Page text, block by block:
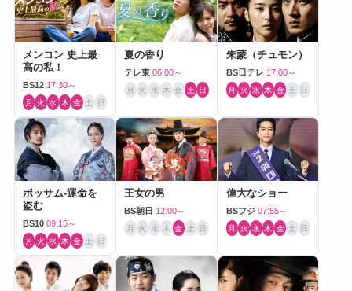
メンコン 史上最
高の私！
BS12 17:30～
月 火 水 木 金 土 日
夏の香り
テレ東 06:00～
月 火 水 木 金 土 日
朱蒙（チュモン）
BS日テレ 17:00～
月 火 水 木 金 土 日
ポッサム-運命を
盗む
BS10 09:15～
月 火 水 木 金 土 日
王女の男
BS朝日 12:00～
月 火 水 木 金 土 日
偉大なショー
BSフジ 07:55～
月 火 水 木 金 土 日